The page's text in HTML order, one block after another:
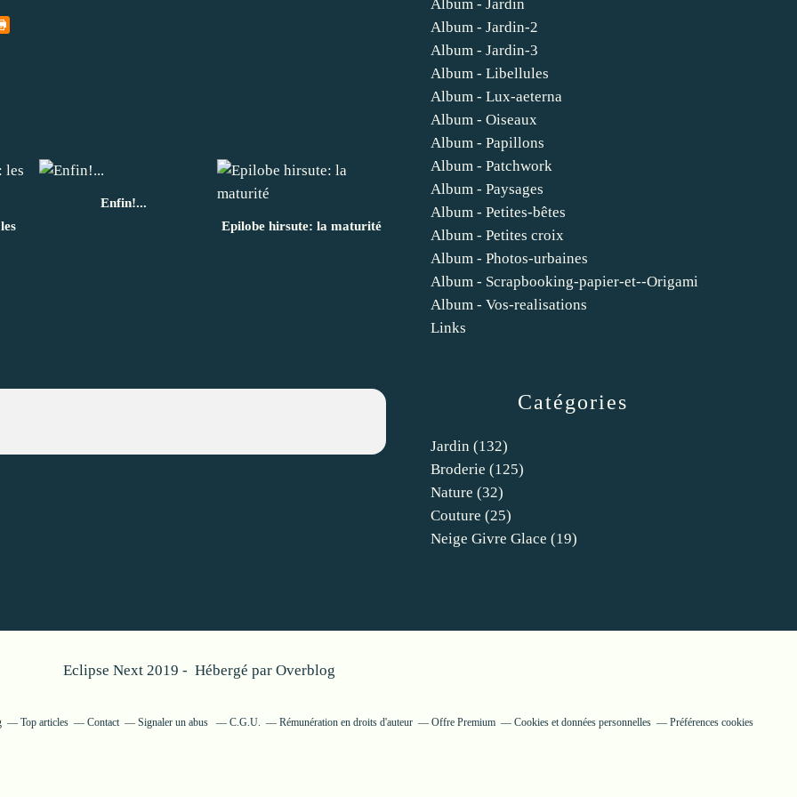
Enfin!...
Epilobe hirsute: la maturité
Catégories
Jardin (132)
Broderie (125)
Nature (32)
Couture (25)
Neige Givre Glace (19)
Album - Jardin
Album - Jardin-2
Album - Jardin-3
Album - Libellules
Album - Lux-aeterna
Album - Oiseaux
Album - Papillons
Album - Patchwork
Album - Paysages
Album - Petites-bêtes
Album - Petites croix
Album - Photos-urbaines
Album - Scrapbooking-papier-et--Origami
Album - Vos-realisations
Links
Eclipse Next 2019 - Hébergé par Overblog
Top articles Contact Signaler un abus C.G.U. Rémunération en droits d'auteur Offre Premium Cookies et données personnelles Préférences cookies